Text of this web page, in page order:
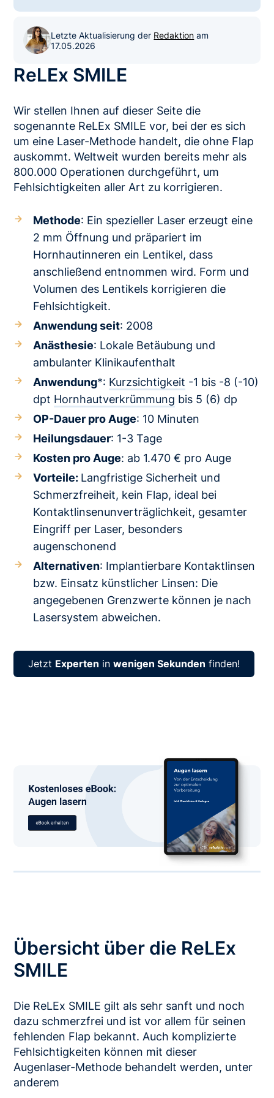
Letzte Aktualisierung der Redaktion am
17.05.2026
ReLEx SMILE
Wir stellen Ihnen auf dieser Seite die
sogenannte ReLEx SMILE vor, bei der es sich
um eine Laser-Methode handelt, die ohne Flap
auskommt. Weltweit wurden bereits mehr als
800.000 Operationen durchgeführt, um
Fehlsichtigkeiten aller Art zu korrigieren.
Methode: Ein spezieller Laser erzeugt eine
2 mm Öffnung und präpariert im
Hornhautinneren ein Lentikel, dass
anschließend entnommen wird. Form und
Volumen des Lentikels korrigieren die
Fehlsichtigkeit.
Anwendung seit: 2008
Anästhesie: Lokale Betäubung und
ambulanter Klinikaufenthalt
Anwendung*: Kurzsichtigkeit -1 bis -8 (-10)
dpt Hornhautverkrümmung bis 5 (6) dp
OP-Dauer pro Auge: 10 Minuten
Heilungsdauer: 1-3 Tage
Kosten pro Auge: ab 1.470 € pro Auge
Vorteile: Langfristige Sicherheit und
Schmerzfreiheit, kein Flap, ideal bei
Kontaktlinsenunverträglichkeit, gesamter
Eingriff per Laser, besonders
augenschonend
Alternativen: Implantierbare Kontaktlinsen
bzw. Einsatz künstlicher Linsen: Die
angegebenen Grenzwerte können je nach
Lasersystem abweichen.
Jetzt Experten inwenigen Sekunden finden!
Übersicht über die ReLEx
SMILE
Die ReLEx SMILE gilt als sehr sanft und noch
dazu schmerzfrei und ist vor allem für seinen
fehlenden Flap bekannt. Auch komplizierte
Fehlsichtigkeiten können mit dieser
Augenlaser-Methode behandelt werden, unter
anderem